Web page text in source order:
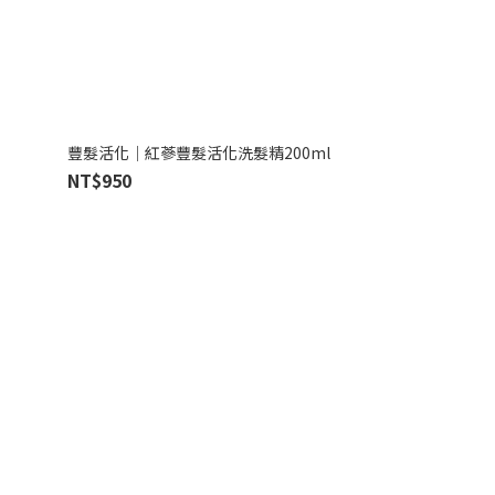
豐髮活化｜紅蔘豐髮活化洗髮精200ml
NT$950